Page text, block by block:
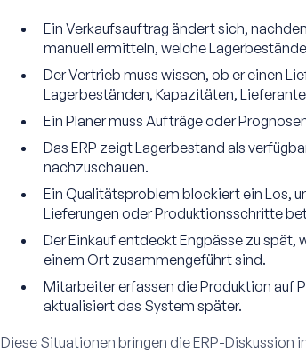
Ein Verkaufsauftrag ändert sich,
manuell ermitteln, welche
Der Vertrieb muss wissen, ob er einen
Lagerbeständen, Kapazitäten,
Ein Planer muss Aufträge oder
Das ERP zeigt Lagerbestand als
nachzuschauen.
Ein Qualitätsproblem blockiert ein Los,
Lieferungen oder Produktionsschritte
Der Einkauf entdeckt Engpässe zu
einem Ort zusammengeführt sind.
Mitarbeiter erfassen die Produktion auf
aktualisiert das System später.
Diese Situationen bringen die ERP-Diskussion